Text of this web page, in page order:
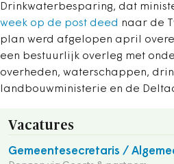
Drinkwaterbesparing, dat
week op de post deed naar de
plan werd afgelopen april
een bestuurlijk overleg met
overheden, waterschappen,
landbouwministerie en de
Vacatures
Gemeentesecretaris /